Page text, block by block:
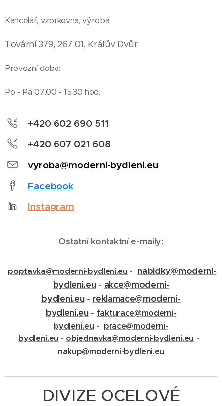
Kancelář, vzorkovna, výroba:
Tovární 379, 267 01, Králův Dvůr
Provozní doba:
Po - Pá 07.00 - 15.30 hod.
+420 602 690 511
+420 607 021 608
vyroba@moderni-bydleni.eu
Facebook
Instagram
Ostatní kontaktní e-maily:
poptavka@moderni-bydleni.eu - nabidky@moderni-
bydleni.eu- akce@moderni-
bydleni.eu- reklamace@moderni-
bydleni.eu- fakturace@moderni-
bydleni.eu - prace@moderni-
bydleni.eu - objednavka@moderni-bydleni.eu -
nakup@moderni-bydleni.eu
DIVIZE OCELOVÉ